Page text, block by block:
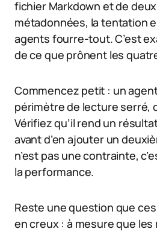
fichier Markdown et de
métadonnées, la tentation
agents fourre-tout. C’est
de ce que prônent les
Commencez petit : un
périmètre de lecture serré,
Vérifiez qu’il rend un
avant d’en ajouter un
n’est pas une contrainte,
la performance.
Reste une question que
en creux : à mesure que